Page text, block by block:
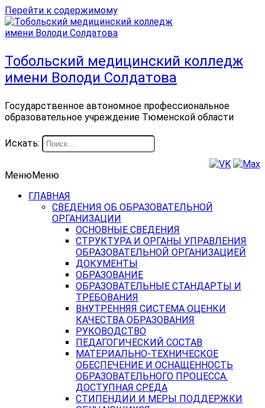
Перейти к содержимому
Тобольский медицинский колледж
имени Володи Солдатова
Государственное автономное профессиональное
образовательное учреждение Тюменской области
Искать:
МенюМеню
ГЛАВНАЯ
СВЕДЕНИЯ ОБ ОБРАЗОВАТЕЛЬНОЙ
ОРГАНИЗАЦИИ
ОСНОВНЫЕ СВЕДЕНИЯ
СТРУКТУРА И ОРГАНЫ УПРАВЛЕНИЯ
ОБРАЗОВАТЕЛЬНОЙ ОРГАНИЗАЦИЕЙ
ДОКУМЕНТЫ
ОБРАЗОВАНИЕ
ОБРАЗОВАТЕЛЬНЫЕ СТАНДАРТЫ И
ТРЕБОВАНИЯ
ВНУТРЕННЯЯ СИСТЕМА ОЦЕНКИ
КАЧЕСТВА ОБРАЗОВАНИЯ
РУКОВОДСТВО
ПЕДАГОГИЧЕСКИЙ СОСТАВ
МАТЕРИАЛЬНО-ТЕХНИЧЕСКОЕ
ОБЕСПЕЧЕНИЕ И ОСНАЩЕННОСТЬ
ОБРАЗОВАТЕЛЬНОГО ПРОЦЕССА.
ДОСТУПНАЯ СРЕДА
СТИПЕНДИИ И МЕРЫ ПОДДЕРЖКИ